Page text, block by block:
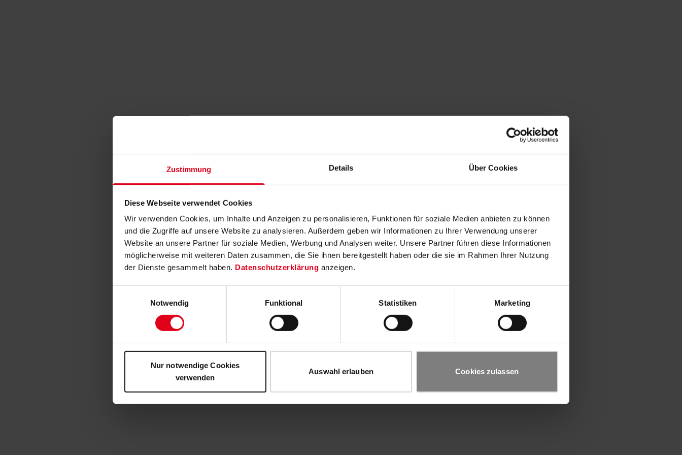
Zustimmung Details Über Cookies
Diese Webseite verwendet Cookies
Wir verwenden Cookies, um Inhalte und Anzeigen zu personalisieren, Funktionen für soziale Medien anbieten zu können
und die Zugriffe auf unsere Website zu analysieren. Außerdem geben wir Informationen zu Ihrer Verwendung unserer
Website an unsere Partner für soziale Medien, Werbung und Analysen weiter. Unsere Partner führen diese Informationen
möglicherweise mit weiteren Daten zusammen, die Sie ihnen bereitgestellt haben oder die sie im Rahmen Ihrer Nutzung
der Dienste gesammelt haben. Datenschutzerklärung anzeigen.
Notwendig
Funktional Statistiken Marketing
Nur notwendige Cookies
verwenden
Auswahl erlauben Cookies zulassen